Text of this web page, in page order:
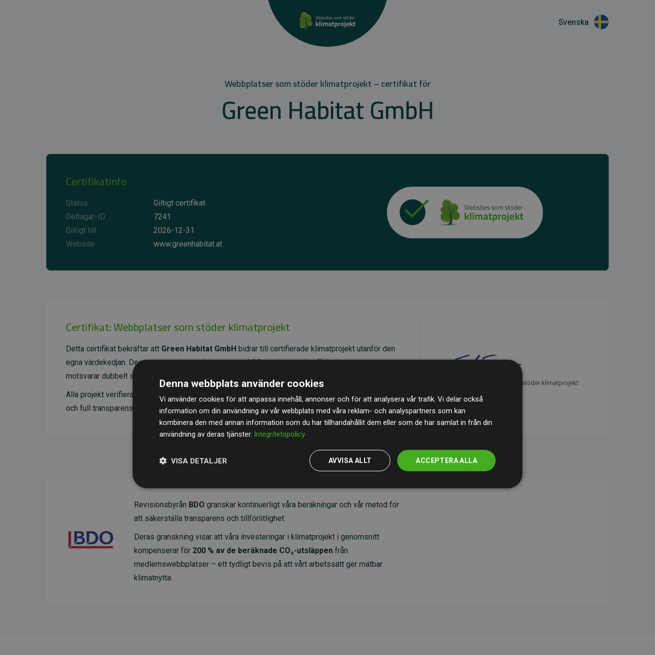
Svenska
Webbplatser som stöder klimatprojekt – certifikat för
Green Habitat GmbH
Certifikatinfo
Status
Giltigt certifikat
Deltagar-ID
7241
Giltigt till
2026-12-31
Website
www.greenhabitat.at
Certifikat: Webbplatser som stöder klimatprojekt
Detta certifikat bekräftar att Green Habitat GmbH bidrar till certifierade klimatprojekt utanför den
egna värdekedjan. Dessa projekt har en dokumenterad CO₂-reducerande effekt som i genomsnitt
motsvarar dubbelt så mycket CO₂ som webbplatsens beräknade utsläpp.
Alla projekt verifieras genom Gold Standard
, vilket säkerställer hög kvalitet, faktisk klimatnytta
och full transparens. Du kan läsa mer om de specifika projektenhär.
initiativet Webbplatser som stöder klimatprojekt
Revisionsbyrån BDO granskar kontinuerligt våra beräkningar och vår metod för
att säkerställa transparens och tillförlitlighet.
Deras granskning visar att våra investeringar i klimatprojekt i genomsnitt
kompenserar för 200 % av de beräknade CO₂-utsläppen från
medlemswebbplatser – ett tydligt bevis på att vårt arbetssätt ger mätbar
klimatnytta.
Denna webbplats använder cookies
Vi använder cookies för att anpassa innehåll, annonser och för att analysera vår trafik. Vi delar också
information om din användning av vår webbplats med våra reklam- och analyspartners som kan
kombinera den med annan information som du har tillhandahållit dem eller som de har samlat in från din
användning av deras tjänster. Integritetspolicy
ACCEPTERA ALLA
AVVISA ALLT
VISA DETALJER